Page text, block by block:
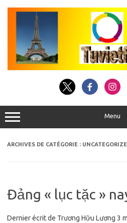
Menu
ARCHIVES DE CATÉGORIE :
Đảng « lục tặc »
Dernier écrit de Trương Hữu Lương 3